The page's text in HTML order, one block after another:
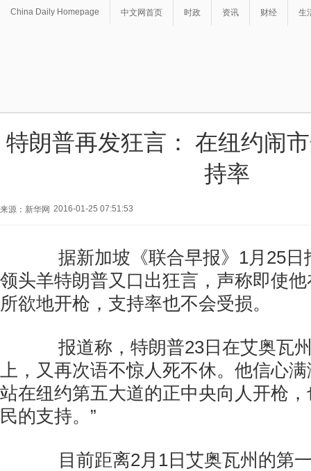
China Daily Homepage 中文网首页 时政 资讯 财经 生
特朗普再发狂言： 在纽约闹
持率
来源：新华网 2016-01-25 07:51:53
据新加坡《联合早报》1月25日
领头羊特朗普又口出狂言，声称即使
所欲地开枪，支持率也不会受损。
报道称，特朗普23日在艾奥瓦州
上，又再次语不惊人死不休。他信心
站在纽约第五大道的正中央向人开枪
民的支持。”
目前距离2月1日艾奥瓦州的第一